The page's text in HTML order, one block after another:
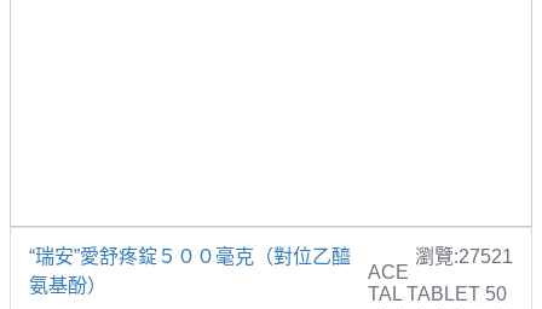
“瑞安”愛舒疼錠５００毫克（對位乙醯
氨基酚）
瀏覽:27521
ACE
TAL TABLET 50